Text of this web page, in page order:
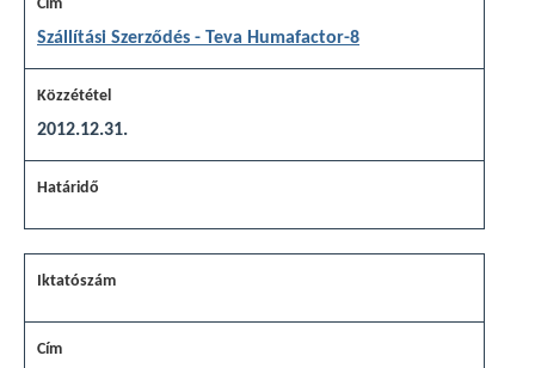
Szállítási Szerződés - Teva Humafactor-8
2012.12.31.